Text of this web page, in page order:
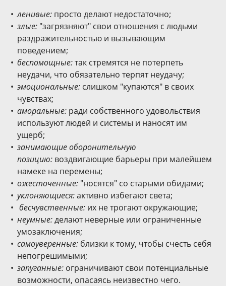
ленивые:просто делают недостаточно;
злые:"загрязняют" свои отношения с людьми
раздражительностью и вызывающим
поведением;
беспомощные:так стремятся не потерпеть
неудачи, что обязательно терпят неудачу;
эмоциональные:слишком "купаются" в своих
чувствах;
аморальные:ради собственного удовольствия
используют людей и системы и наносят им
ущерб;
занимающие оборонительную
позицию:воздвигающие барьеры при малейшем
намеке на перемены;
ожесточенные:"носятся" со старыми обидами;
уклоняющиеся:активно избегают света;
бесчувственные:их не трогают окружающие;
неумные:делают неверные или ограниченные
умозаключения;
самоуверенные:близки к тому, чтобы счесть себя
непогрешимыми;
запуганные:ограничивают свои потенциальные
возможности, опасаясь неизвестно чего.